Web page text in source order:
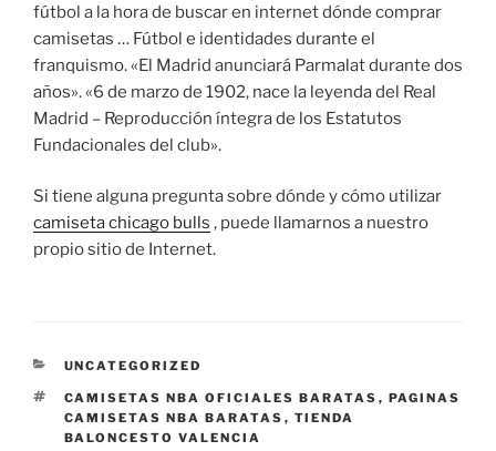
fútbol a la hora de buscar en internet dónde comprar
camisetas … Fútbol e identidades durante el
franquismo. «El Madrid anunciará Parmalat durante dos
años». «6 de marzo de 1902, nace la leyenda del Real
Madrid – Reproducción íntegra de los Estatutos
Fundacionales del club».
Si tiene alguna pregunta sobre dónde y cómo utilizar
camiseta chicago bulls , puede llamarnos a nuestro
propio sitio de Internet.
CATEGORÍAS
UNCATEGORIZED
ETIQUETAS
CAMISETAS NBA OFICIALES BARATAS , PAGINAS
CAMISETAS NBA BARATAS , TIENDA
BALONCESTO VALENCIA